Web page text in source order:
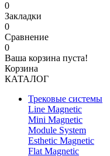
0
Закладки
0
Сравнение
0
Ваша корзина пуста!
Корзина
КАТАЛОГ
Трековые системы
Line Magnetic
Mini Magnetic
Module System
Esthetic Magnetic
Flat Magnetic